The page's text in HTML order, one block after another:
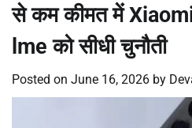
से कम कीमत में
lme को सीधी चुनौती
Posted on June 16, 2026 by